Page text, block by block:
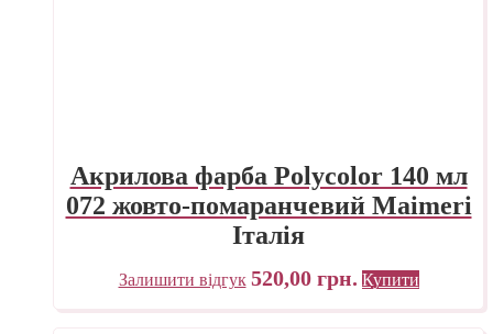
Акрилова фарба Polycolor 140 мл
072 жовто-помаранчевий Maimeri
Італія
Залишити відгук 520,00 грн. Купити